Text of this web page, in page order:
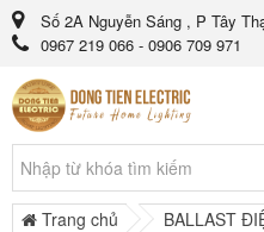
Số 2A Nguyễn Sáng , P Tây
0967 219 066 - 0906 709 971
Trang chủ BALLAST